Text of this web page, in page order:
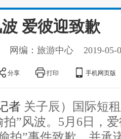
爱彼迎致歉
网编：旅游中心 2019-05-
分享 打印 手机网页版
者 关子辰）国际短
拍”风波。5月6日，
拍”事件致歉，并承